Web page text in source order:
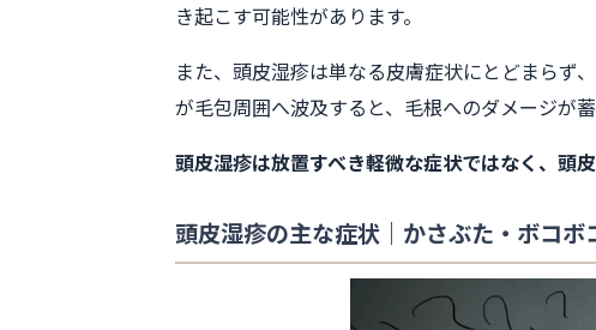
き起こす可能性があります。
また、頭皮湿疹は単なる皮膚症状にとどまらず
が毛包周囲へ波及すると、毛根へのダメージが
頭皮湿疹は放置すべき軽微な症状ではなく、頭
頭皮湿疹の主な症状｜かさぶた・ボコボ